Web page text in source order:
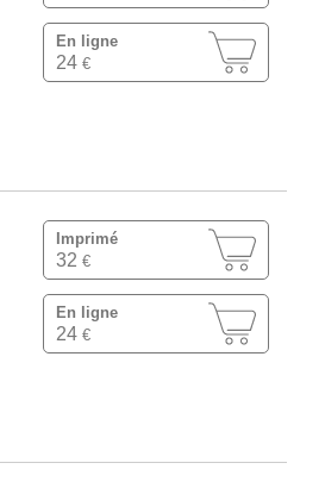
reconnus, garantissant
s’adaptent aux préférences
En ligne
24 €
Imprimé
32 €
En ligne
24 €